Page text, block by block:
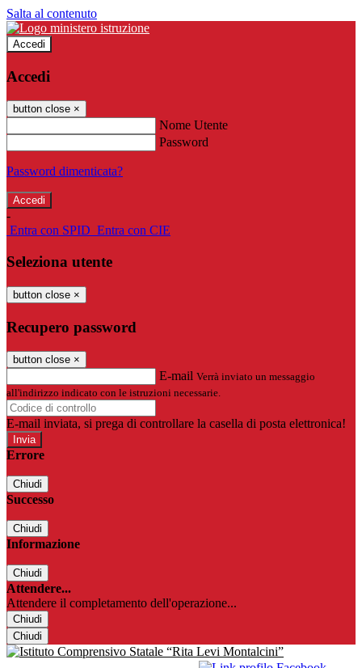
Salta al contenuto
Accedi
Accedi
button close ×
Nome Utente
Password
Password dimenticata?
-
Entra con SPID Entra con CIE
Seleziona utente
button close ×
Recupero password
button close ×
E-mail Verrà inviato un messaggio
all'indirizzo indicato con le istruzioni necessarie.
E-mail inviata, si prega di controllare la casella di posta elettronica!
Errore
Chiudi
Successo
Chiudi
Informazione
Chiudi
Attendere...
Attendere il completamento dell'operazione...
Chiudi
Chiudi